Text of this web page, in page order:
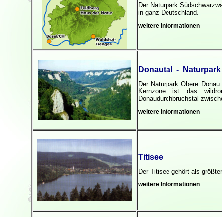
Der Naturpark
in ganz Deutschland.
weitere Informationen
Donautal - Naturpark
Der Naturpark Obere
Kernzone ist das
Donaudurchbruchstal
weitere Informationen
Titisee
Der Titisee gehört als
weitere Informationen